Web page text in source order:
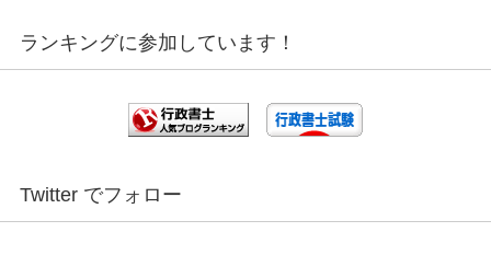
ランキングに参加しています！
Twitter でフォロー